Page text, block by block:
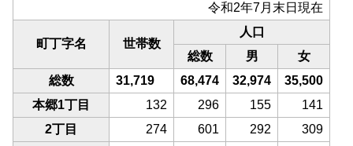
令和2年7月末日現在
町丁字名 世帯数
人口
総数
男
女
総数
31,719 68,474 32,974
35,500
本郷1丁目
132 296 155
141
2丁目
274 601 292
309